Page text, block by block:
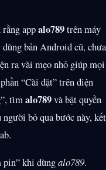
appalo789trên máy
bản Android cũ, chưa
ra vài mẹo nhỏ giúp mọi
“Cài đặt” trên điện
tìmalo789và bật quyền
bỏ qua bước này, kết
khi dùngalo789.